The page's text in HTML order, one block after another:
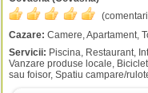
Cazare: Camere, Apartament,
Servicii: Piscina, Restaurant,
Vanzare produse locale,
sau foisor, Spatiu campare/